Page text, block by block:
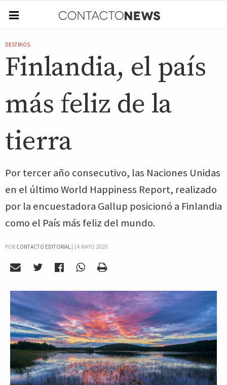
DESTINOS
Finlandia, el país
más feliz de la
tierra
Por tercer año consecutivo, las Naciones Unidas
en el último World Happiness Report, realizado
por la encuestadora Gallup posicionó a Finlandia
como el País más feliz del mundo.
POR CONTACTO EDITORIAL| 14 MAYO 2020